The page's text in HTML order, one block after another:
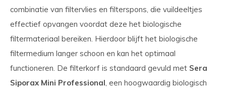
combinatie van filtervlies en filterspons, die vuildeeltjes
effectief opvangen voordat deze het biologische
filtermateriaal bereiken. Hierdoor blijft het biologische
filtermedium langer schoon en kan het optimaal
functioneren. De filterkorf is standaard gevuld met Sera
Siporax Mini Professional, een hoogwaardig biologisch